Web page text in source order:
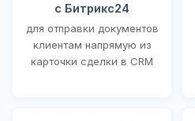
с Битрикс24
для отправки документов
клиентам напрямую из
карточки сделки в CRM